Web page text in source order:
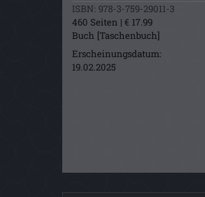
ISBN: 978-3-759-29011-3
460 Seiten | € 17.99
Buch [Taschenbuch]
Erscheinungsdatum:
19.02.2025